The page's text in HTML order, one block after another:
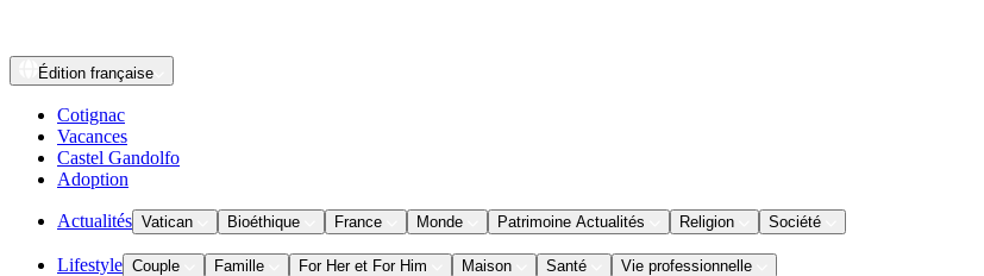
Édition française
Cotignac
Vacances
Castel Gandolfo
Adoption
Actualités Vatican Bioéthique France Monde Patrimoine Actualités Religion Société
Lifestyle Couple Famille For Her et For Him Maison Santé Vie professionnelle